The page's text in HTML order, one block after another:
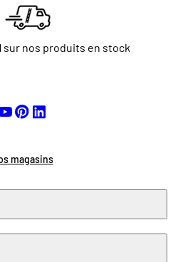
sur nos produits en stock
magasins